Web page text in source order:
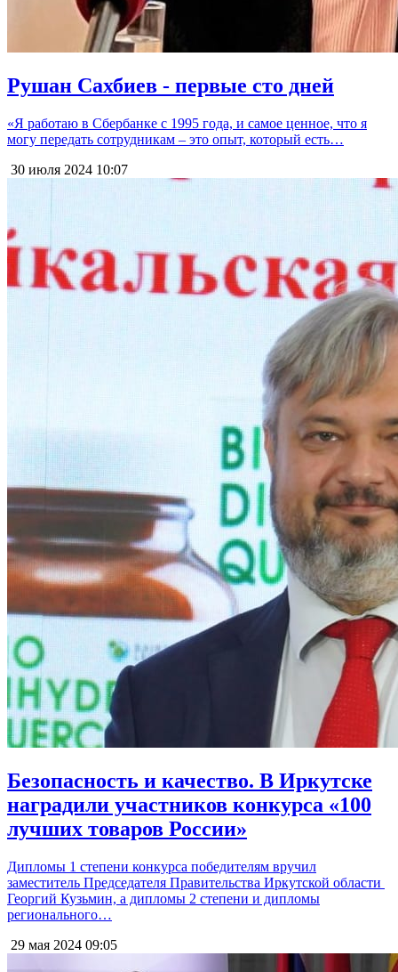
Рушан Сахбиев - первые сто дней
«Я работаю в Сбербанке с 1995 года, и самое ценное, что я
могу передать сотрудникам – это опыт, который есть…
30 июля 2024 10:07
Безопасность и качество. В Иркутске
наградили участников конкурса «100
лучших товаров России»
Дипломы 1 степени конкурса победителям вручил
заместитель Председателя Правительства Иркутской области
Георгий Кузьмин, а дипломы 2 степени и дипломы
регионального…
29 мая 2024 09:05